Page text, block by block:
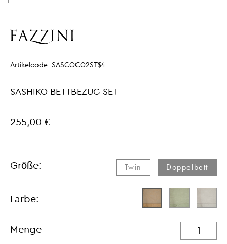
Artikelcode: SASCOCO2ST$4
SASHIKO BETTBEZUG-SET
255,00 €
Größe: Twin Doppelbett
Farbe:
Menge